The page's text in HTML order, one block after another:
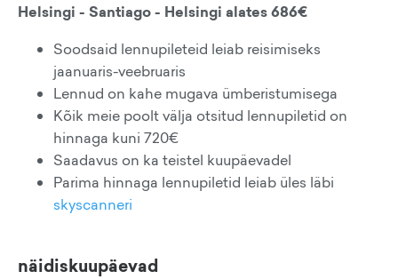
Helsingi - Santiago - Helsingi alates 686€
Soodsaid lennupileteid leiab reisimiseks
jaanuaris-veebruaris
Lennud on kahe mugava ümberistumisega
Kõik meie poolt välja otsitud lennupiletid on
hinnaga kuni 720€
Saadavus on ka teistel kuupäevadel
Parima hinnaga lennupiletid leiab üles läbi
skyscanneri
näidiskuupäevad